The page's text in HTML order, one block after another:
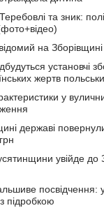
та зник:
на Зборівщині
установчі
жертв
у
державі
увійде до
посвідчення:
підробкою